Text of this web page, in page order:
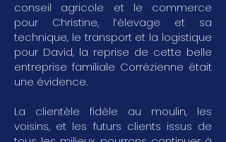
conseil agricole et le commerce
pour Christine, l’élevage et sa
technique, le transport et la logistique
pour David, la reprise de cette belle
entreprise familiale Corrézienne était
une évidence.
La clientèle fidèle au moulin, les
voisins, et les futurs clients issus de